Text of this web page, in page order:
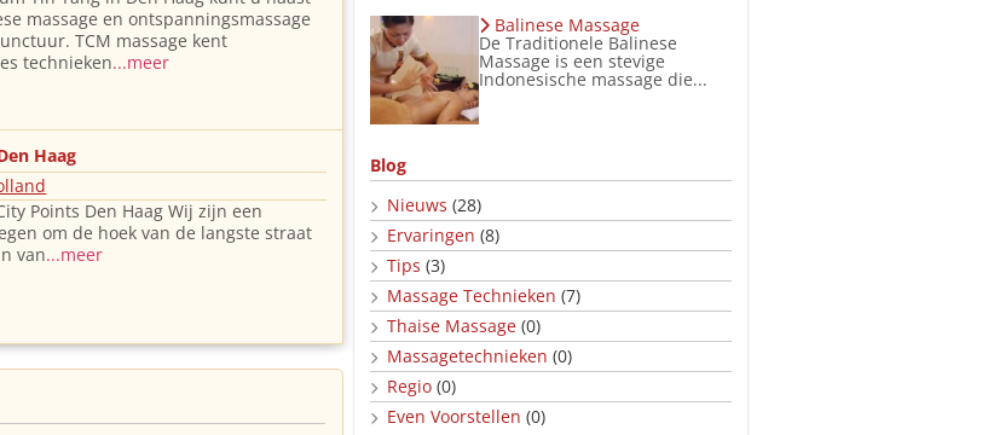
massage en ontspanningsmassage
TCM massage kent
technieken...meer
Haag
Points Den Haag Wij zijn een
om de hoek van de langste straat
van...meer
Balinese Massage
De Traditionele Balinese
Massage is een stevige
Indonesische massage die...
Blog
Nieuws (28)
Ervaringen (8)
Tips (3)
Massage Technieken (7)
Thaise Massage (0)
Massagetechnieken (0)
Regio (0)
Even Voorstellen (0)